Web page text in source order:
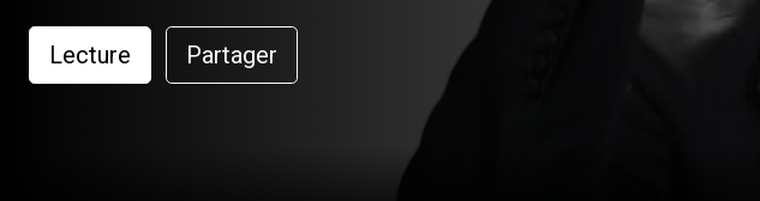
Lecture Partager